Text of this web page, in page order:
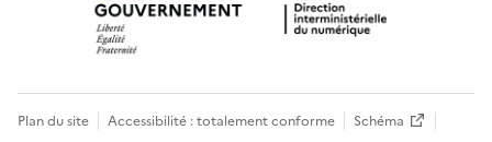
Plan du site Accessibilité : totalement conforme
Schéma